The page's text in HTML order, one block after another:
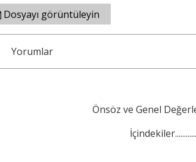
Dosyayı görüntüleyin
Yorumlar
Önsöz ve Genel